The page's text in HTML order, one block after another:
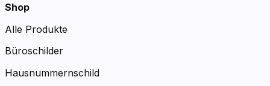
Shop
Alle Produkte
Büroschilder
Hausnummernschild